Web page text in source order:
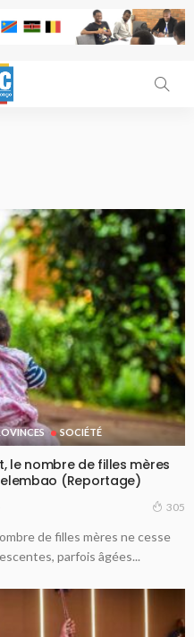
SOCIÉTÉ
le nombre de filles mères
(Reportage)
305
de filles mères ne cesse
parfois âgées...